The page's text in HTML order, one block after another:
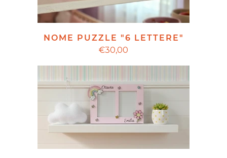
NOME PUZZLE "6 LETTERE"
€30,00